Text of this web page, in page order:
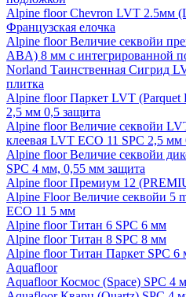
Alpine floor Chevron LVT 2.5мм
Французская елочка
Alpine floor Величие секвойи
ABA) 8 мм с интегрированной
Norland Таинственная Сигрид
плитка
Alpine floor Паркет LVT (Parquet
2,5 мм 0,5 защита
Alpine floor Величие секвойи
клеевая LVT ECO 11 SPC 2,5 мм
Alpine floor Величие секвойи
SPC 4 мм, 0,55 мм защита
Alpine floor Премиум 12
Alpine Floor Величие секвойи 5
ECO 11 5 мм
Alpine floor Титан 6 SPC 6 мм
Alpine floor Титан 8 SPC 8 мм
Alpine floor Титан Паркет SPC 6
Aquafloor
Aquafloor Космос (Space) SPC 4